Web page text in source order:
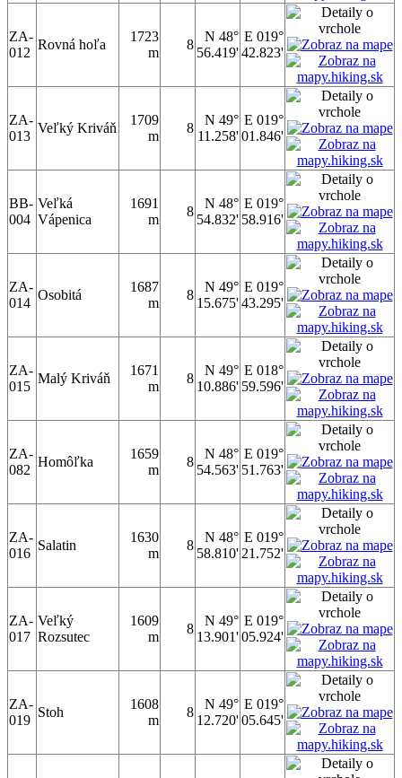
ZA-
012
Rovná hoľa
1723
m
8
N 48°
56.419'
E 019°
42.823'
ZA-
013
Veľký Kriváň
1709
m
8
N 49°
11.258'
E 019°
01.846'
BB-
004
Veľká
Vápenica
1691
m
8
N 48°
54.832'
E 019°
58.916'
ZA-
014
Osobitá
1687
m
8
N 49°
15.675'
E 019°
43.295'
ZA-
015
Malý Kriváň
1671
m
8
N 49°
10.886'
E 018°
59.596'
ZA-
082
Homôľka
1659
m
8
N 48°
54.563'
E 019°
51.763'
ZA-
016
Salatin
1630
m
8
N 48°
58.810'
E 019°
21.752'
ZA-
017
Veľký
Rozsutec
1609
m
8
N 49°
13.901'
E 019°
05.924'
ZA-
019
Stoh
1608
m
8
N 49°
12.720'
E 019°
05.645'